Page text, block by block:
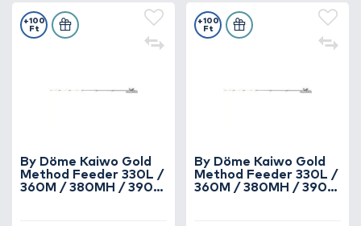
By Döme Kaiwo Gold
Method Feeder 330L /
360M / 380MH / 390H
+100
Ft
By Döme Kaiwo Gold
Method Feeder 330L /
360M / 380MH / 390H
+100
Ft